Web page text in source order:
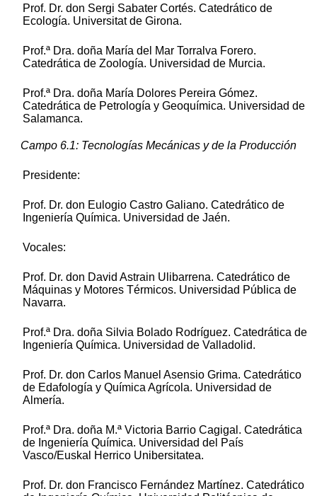
Prof. Dr. don Sergi Sabater Cortés. Catedrático de
Ecología. Universitat de Girona.
Prof.ª Dra. doña María del Mar Torralva Forero.
Catedrática de Zoología. Universidad de Murcia.
Prof.ª Dra. doña María Dolores Pereira Gómez.
Catedrática de Petrología y Geoquímica. Universidad de
Salamanca.
Campo 6.1: Tecnologías Mecánicas y de la Producción
Presidente:
Prof. Dr. don Eulogio Castro Galiano. Catedrático de
Ingeniería Química. Universidad de Jaén.
Vocales:
Prof. Dr. don David Astrain Ulibarrena. Catedrático de
Máquinas y Motores Térmicos. Universidad Pública de
Navarra.
Prof.ª Dra. doña Silvia Bolado Rodríguez. Catedrática de
Ingeniería Química. Universidad de Valladolid.
Prof. Dr. don Carlos Manuel Asensio Grima. Catedrático
de Edafología y Química Agrícola. Universidad de
Almería.
Prof.ª Dra. doña M.ª Victoria Barrio Cagigal. Catedrática
de Ingeniería Química. Universidad del País
Vasco/Euskal Herrico Unibersitatea.
Prof. Dr. don Francisco Fernández Martínez. Catedrático